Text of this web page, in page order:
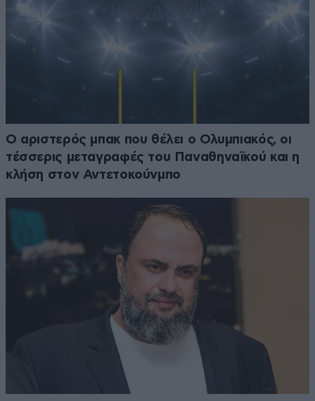
Ο αριστερός μπακ που θέλει ο Ολυμπιακός, οι
τέσσερις μεταγραφές του Παναθηναϊκού και η
κλήση στον Αντετοκούνμπο